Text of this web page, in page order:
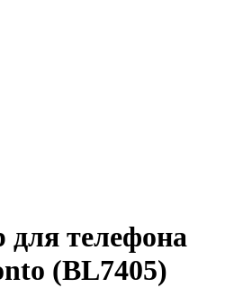
телефона
(BL7405)